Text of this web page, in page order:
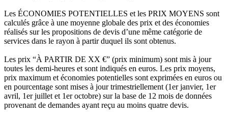
Les ÉCONOMIES POTENTIELLES et les PRIX MOYENS sont
calculés grâce à une moyenne globale des prix et des économies
réalisés sur les propositions de devis d’une même catégorie de
services dans le rayon à partir duquel ils sont obtenus.
Les prix “À PARTIR DE XX €” (prix minimum) sont mis à jour
toutes les demi-heures et sont indiqués en euros. Les prix moyens,
prix maximum et économies potentielles sont exprimées en euros ou
en pourcentage sont mises à jour trimestriellement (1er janvier, 1er
avril, 1er juillet et 1er octobre) sur la base de 12 mois de données
provenant de demandes ayant reçu au moins quatre devis.